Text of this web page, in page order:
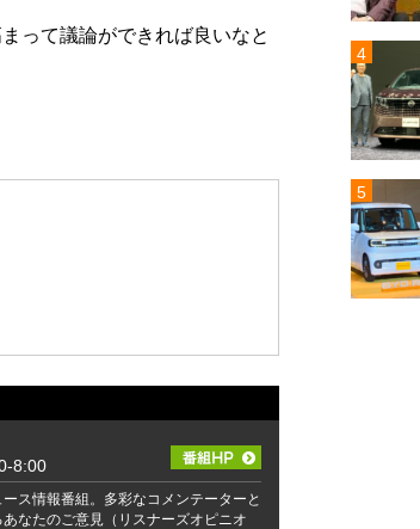
って議論ができれば良いなと
8:00
ス情報番組。多彩なコメンテーターと
なたのご意見（リスナーズオピニオ